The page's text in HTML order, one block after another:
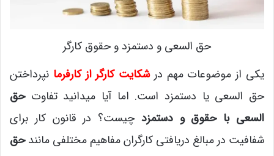
حق السعی و دستمزد و حقوق کارگر
یکی از موضوعات مهم درشکایت کارگر از کارفرما نپرداختن
حق السعی یا دستمزد است. اما آیا میدانید تفاوتحق
السعی با حقوق و دستمزد چیست؟ در قانون کار برای
شفافیت در مبالغ دریافتی کارگران مفاهیم مختلفی مانندحق